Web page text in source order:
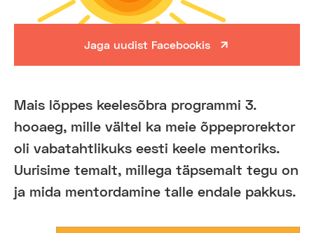
Jaga uudist Facebookis
Mais lõppes keelesõbra programmi 3.
hooaeg, mille vältel ka meie õppeprorektor
oli vabatahtlikuks eesti keele mentoriks.
Uurisime temalt, millega täpsemalt tegu on
ja mida mentordamine talle endale pakkus.